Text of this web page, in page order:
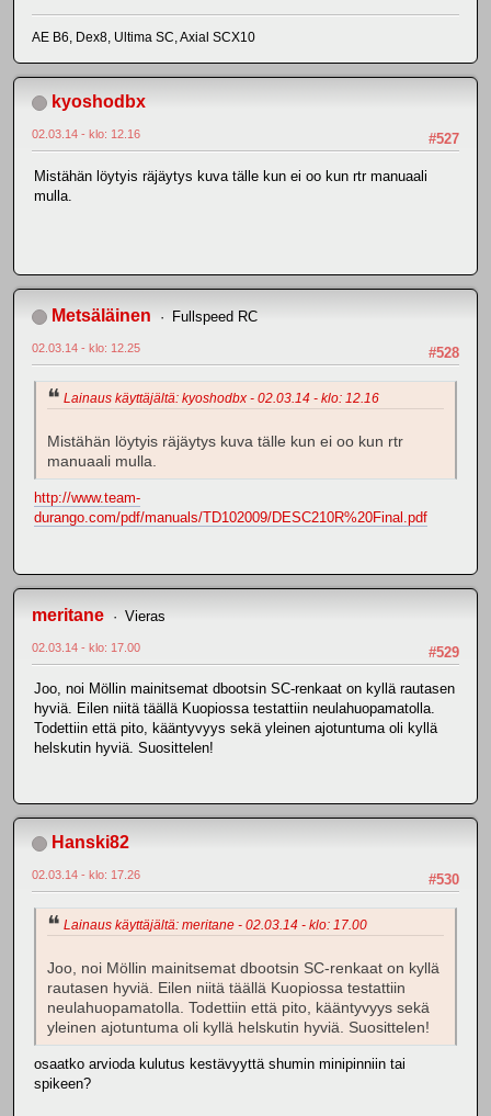
AE B6, Dex8, Ultima SC, Axial SCX10
kyoshodbx
#527
02.03.14 - klo: 12.16
Mistähän löytyis räjäytys kuva tälle kun ei oo kun rtr manuaali
mulla.
Metsäläinen Fullspeed RC
#528
02.03.14 - klo: 12.25
Lainaus käyttäjältä: kyoshodbx - 02.03.14 - klo: 12.16
Mistähän löytyis räjäytys kuva tälle kun ei oo kun rtr
manuaali mulla.
http://www.team-
durango.com/pdf/manuals/TD102009/DESC210R%20Final.pdf
meritane Vieras
#529
02.03.14 - klo: 17.00
Joo, noi Möllin mainitsemat dbootsin SC-renkaat on kyllä rautasen
hyviä. Eilen niitä täällä Kuopiossa testattiin neulahuopamatolla.
Todettiin että pito, kääntyvyys sekä yleinen ajotuntuma oli kyllä
helskutin hyviä. Suosittelen!
Hanski82
#530
02.03.14 - klo: 17.26
Lainaus käyttäjältä: meritane - 02.03.14 - klo: 17.00
Joo, noi Möllin mainitsemat dbootsin SC-renkaat on kyllä
rautasen hyviä. Eilen niitä täällä Kuopiossa testattiin
neulahuopamatolla. Todettiin että pito, kääntyvyys sekä
yleinen ajotuntuma oli kyllä helskutin hyviä. Suosittelen!
osaatko arvioda kulutus kestävyyttä shumin minipinniin tai
spikeen?